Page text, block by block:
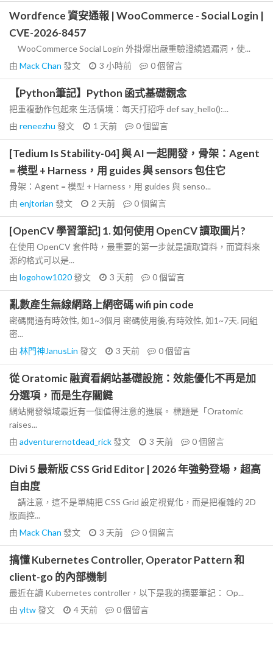
Wordfence 資安通報 | WooCommerce - Social Login |
CVE-2026-8457
WooCommerce Social Login 外掛爆出嚴重驗證繞過漏洞，使...
由 Mack Chan 發文 3 小時前 0個留言
【Python筆記】Python 函式基礎觀念
把重複動作包起來 生活情境：每天打招呼 def say_hello():...
由 reneezhu 發文 1 天前 0個留言
[Tedium Is Stability-04] 與 AI 一起開發，骨架：Agent
= 模型 + Harness，用 guides 與 sensors 包住它
骨架：Agent = 模型 + Harness，用 guides 與 senso...
由 enjtorian 發文 2 天前 0個留言
[OpenCV 學習筆記] 1. 如何使用 OpenCV 讀取圖片?
在使用 OpenCV 套件時，最重要的第一步就是讀取資料，而資料來
源的格式可以是...
由 logohow1020發文 3 天前 0個留言
亂數產生無線網路上網密碼 wifi pin code
密碼開通有時效性, 如1~3個月 密碼使用後,有時效性, 如1~7天. 同組
密...
由 林門神JanusLin 發文 3 天前 0個留言
從 Oratomic 融資看網站基礎設施：效能優化不再是加
分選項，而是生存關鍵
網站開發領域最近有一個值得注意的進展。 標題是「Oratomic
raises...
由 adventurernotdead_rick發文 3 天前 0個留言
Divi 5 最新版 CSS Grid Editor | 2026 年強勢登場，超高
自由度
請注意，這不是單純把 CSS Grid 設定視覺化，而是把複雜的 2D
版面控...
由 Mack Chan 發文 3 天前 0個留言
搞懂 Kubernetes Controller, Operator Pattern 和
client-go 的內部機制
最近在讀 Kubernetes controller，以下是我的摘要筆記： Op...
由 yltw發文 4 天前 0個留言